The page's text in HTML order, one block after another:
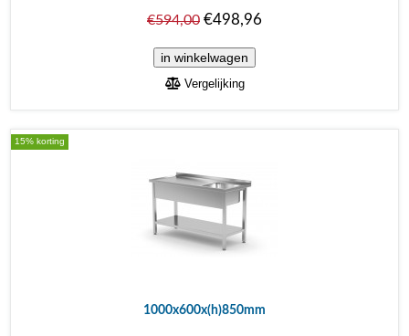
€594,00 €498,96
Vergelijking
15% korting
1000x600x(h)850mm